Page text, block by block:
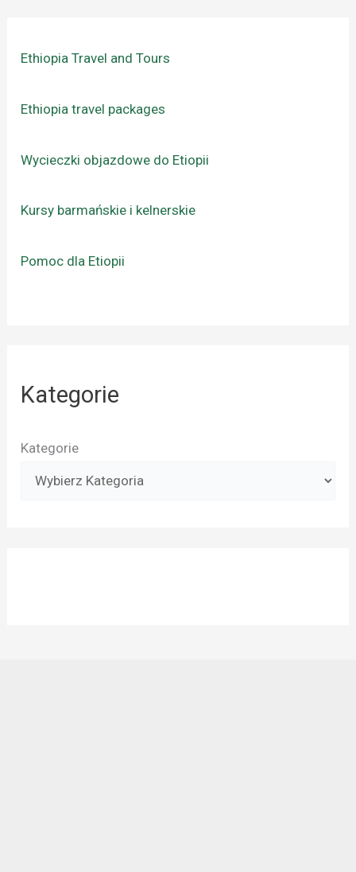
Ethiopia Travel and Tours
Ethiopia travel packages
Wycieczki objazdowe do Etiopii
Kursy barmańskie i kelnerskie
Pomoc dla Etiopii
Kategorie
Kategorie